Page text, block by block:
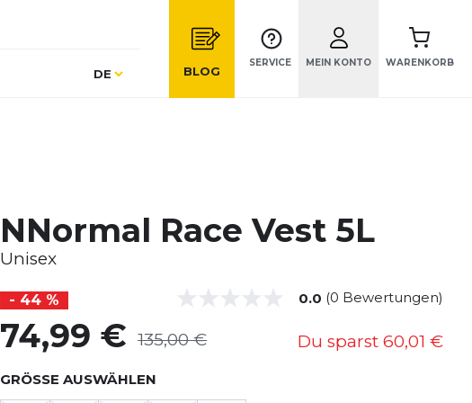
Sprache
DE BLOG
SERVICE MEIN KONTO WARENKORB
NNormal Race Vest 5L
Unisex
- 44 % 0.0 (0 Bewertungen)
74,99 € 135,00 € Du sparst 60,01 €
GRÖSSE AUSWÄHLEN